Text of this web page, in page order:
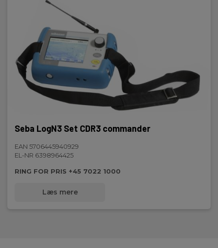
Seba LogN3 Set CDR3 commander
EAN 5706445940929
EL-NR 6398964425
RING FOR PRIS +45 7022 1000
Læs mere